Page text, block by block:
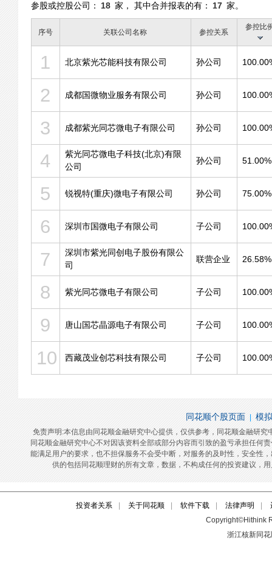
投资者关系 关于同花顺 软件下载 法律声明
Copyright©Hithink
浙江核新同